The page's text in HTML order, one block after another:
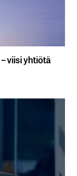
viisi yhtiötä